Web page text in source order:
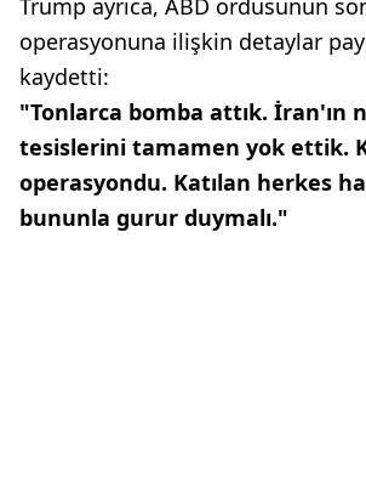
Trump ayrıca, ABD ordusunun
operasyonuna ilişkin detaylar
kaydetti:
"Tonlarca bomba attık. İran'ın
tesislerini tamamen yok ettik.
operasyondu. Katılan herkes
bununla gurur duymalı."